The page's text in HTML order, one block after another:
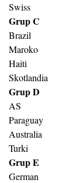
Swiss
Grup C
Brazil
Maroko
Haiti
Skotlandia
Grup D
AS
Paraguay
Australia
Turki
Grup E
German